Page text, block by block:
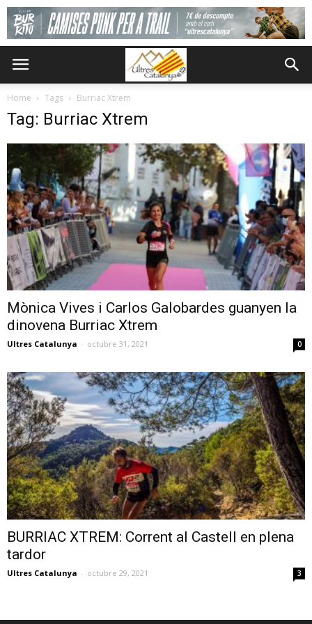
Home Tags Burriac Xtrem
Tag: Burriac Xtrem
Mònica Vives i Carlos Galobardes guanyen la
dinovena Burriac Xtrem
Ultres Catalunya - octubre 31, 2021 0
BURRIAC XTREM: Corrent al Castell en plena
tardor
Ultres Catalunya - octubre 29, 2021 3